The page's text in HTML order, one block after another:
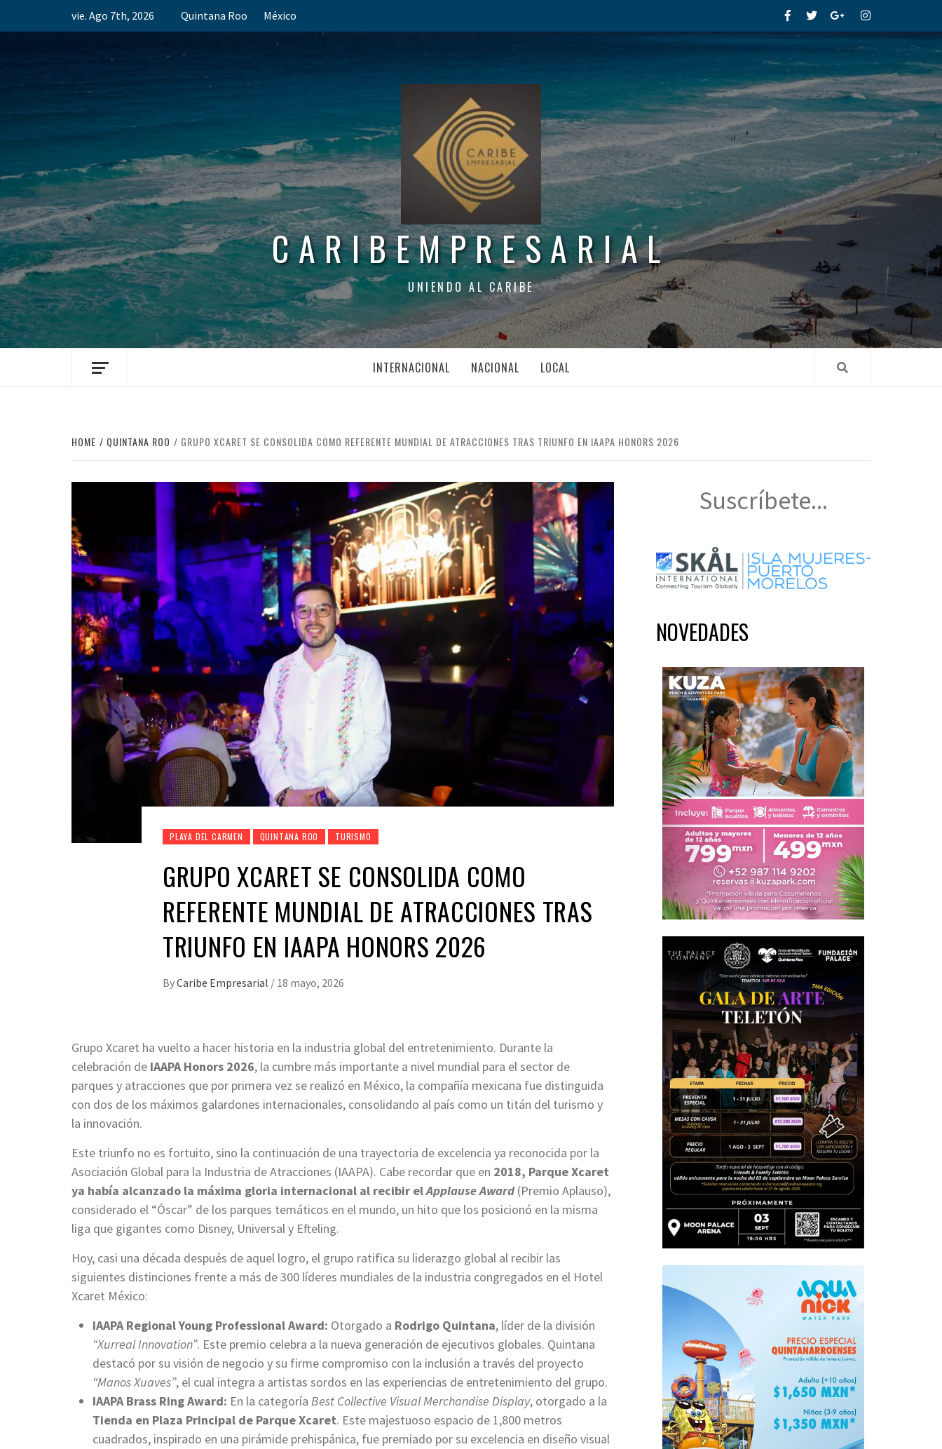
vie. Ago 7th, 2026 Quintana Roo México FacebookTwitterGoogle+Instagram
CARIBEMPRESARIAL
UNIENDO AL CARIBE
INTERNACIONAL NACIONAL LOCAL
HOME QUINTANA ROO GRUPO XCARET SE CONSOLIDA COMO REFERENTE MUNDIAL DE ATRACCIONES TRAS TRIUNFO EN IAAPA HONORS 2026
PLAYA DEL CARMEN QUINTANA ROO TURISMO
GRUPO XCARET SE CONSOLIDA COMO
REFERENTE MUNDIAL DE ATRACCIONES TRAS
TRIUNFO EN IAAPA HONORS 2026
ByCaribe Empresarial / 18 mayo, 2026
Grupo Xcaret ha vuelto a hacer historia en la industria global del entretenimiento. Durante la
celebración de IAAPA Honors 2026, la cumbre más importante a nivel mundial para el sector de
parques y atracciones que por primera vez se realizó en México, la compañía mexicana fue distinguida
con dos de los máximos galardones internacionales, consolidando al país como un titán del turismo y
la innovación.
Este triunfo no es fortuito, sino la continuación de una trayectoria de excelencia ya reconocida por la
Asociación Global para la Industria de Atracciones (IAAPA). Cabe recordar que en 2018, Parque Xcaret
ya había alcanzado la máxima gloria internacional al recibir elApplause Award(Premio Aplauso),
considerado el “Óscar” de los parques temáticos en el mundo, un hito que los posicionó en la misma
liga que gigantes como Disney, Universal y Efteling.
Hoy, casi una década después de aquel logro, el grupo ratifica su liderazgo global al recibir las
siguientes distinciones frente a más de 300 líderes mundiales de la industria congregados en el Hotel
Xcaret México:
IAAPA Regional Young Professional Award: Otorgado a Rodrigo Quintana, líder de la división
“Xurreal Innovation”. Este premio celebra a la nueva generación de ejecutivos globales. Quintana
destacó por su visión de negocio y su firme compromiso con la inclusión a través del proyecto
“Manos Xuaves”, el cual integra a artistas sordos en las experiencias de entretenimiento del grupo.
IAAPA Brass Ring Award: En la categoría Best Collective Visual Merchandise Display, otorgado a la
Tienda en Plaza Principal de Parque Xcaret. Este majestuoso espacio de 1,800 metros
cuadrados, inspirado en una pirámide prehispánica, fue premiado por su excelencia en diseño visual
Suscríbete...
NOVEDADES